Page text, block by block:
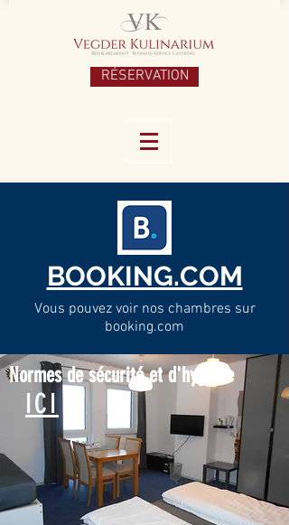
RÉSERVATION
BOOKING.COM
Vous pouvez voir nos chambres sur
booking.com
Normes de sécurité et d'hygiène
ICI